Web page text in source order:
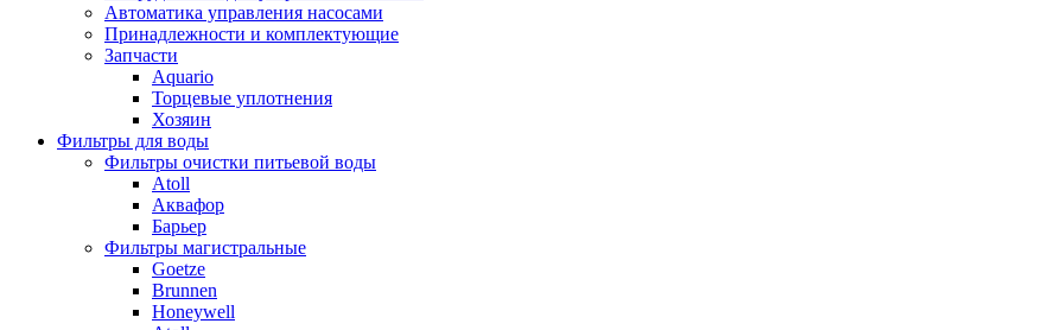
Автоматика управления насосами
Принадлежности и комплектующие
Запчасти
Aquario
Торцевые уплотнения
Хозяин
Фильтры для воды
Фильтры очистки питьевой воды
Atoll
Аквафор
Барьер
Фильтры магистральные
Goetze
Brunnen
Honeywell